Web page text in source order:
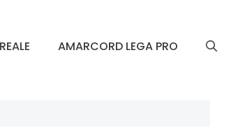
AMARCORD LEGA PRO